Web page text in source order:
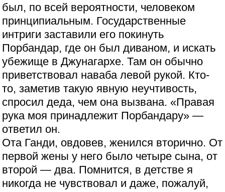
был, по всей вероятности, человеком
принципиальным. Государственные
интриги заставили его покинуть
Порбандар, где он был диваном, и искать
убежище в Джунагархе. Там он обычно
приветствовал наваба левой рукой. Кто-
то, заметив такую явную неучтивость,
спросил деда, чем она вызвана. «Правая
рука моя принадлежит Порбандару» —
ответил он.
Ота Ганди, овдовев, женился вторично. От
первой жены у него было четыре сына, от
второй — два. Помнится, в детстве я
никогда не чувствовал и даже, пожалуй,